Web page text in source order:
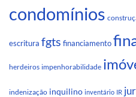
condomínios
escritura fgts financiamento
herdeiros impenhorabilidade
indenização inquilino inventário IR